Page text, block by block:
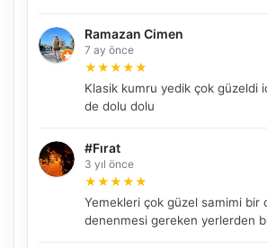
Ramazan Cimen
7 ay önce
★★★★★
Klasik kumru yedik çok güzeldi
de dolu dolu
#Fırat
3 yıl önce
★★★★★
Yemekleri çok güzel samimi bir
denenmesi gereken yerlerden
NBY Akıllı Asistan
AI kullanmadan, sitedeki gerçek yerlerle